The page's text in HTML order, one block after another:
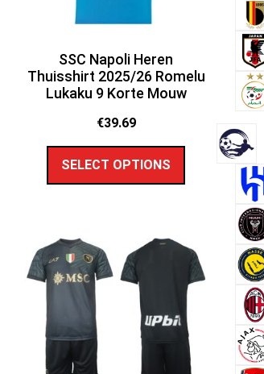
SSC Napoli Heren
Thuisshirt 2025/26 Romelu
Lukaku 9 Korte Mouw
€39.69
SELECT OPTIONS